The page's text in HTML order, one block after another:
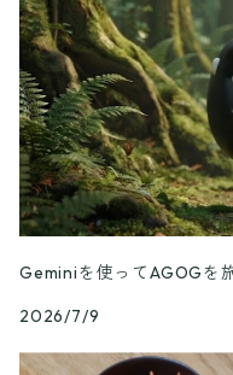
Geminiを使ってAGOGを
2026/7/9